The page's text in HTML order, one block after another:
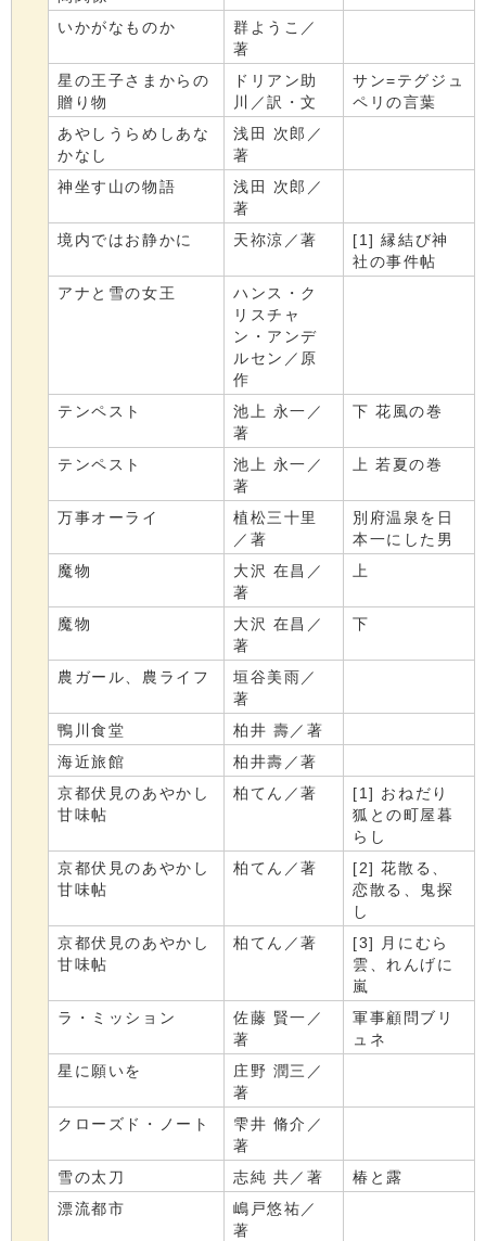
いかがなものか
群ようこ／
著
星の王子さまからの
贈り物
ドリアン助
川／訳・文
サン=テグジュ
ペリの言葉
あやしうらめしあな
かなし
浅田 次郎／
著
神坐す山の物語
浅田 次郎／
著
境内ではお静かに
天祢涼／著
[1] 縁結び神
社の事件帖
アナと雪の女王
ハンス・ク
リスチャ
ン・アンデ
ルセン／原
作
テンペスト
池上 永一／
著
下 花風の巻
テンペスト
池上 永一／
著
上 若夏の巻
万事オーライ
植松三十里
／著
別府温泉を日
本一にした男
魔物
大沢 在昌／
著
上
魔物
大沢 在昌／
著
下
農ガール、農ライフ
垣谷美雨／
著
鴨川食堂
柏井 壽／著
海近旅館
柏井壽／著
京都伏見のあやかし
甘味帖
柏てん／著
[1] おねだり
狐との町屋暮
らし
京都伏見のあやかし
甘味帖
柏てん／著
[2] 花散る、
恋散る、鬼探
し
京都伏見のあやかし
甘味帖
柏てん／著
[3] 月にむら
雲、れんげに
嵐
ラ・ミッション
佐藤 賢一／
著
軍事顧問ブリ
ュネ
星に願いを
庄野 潤三／
著
クローズド・ノート
雫井 脩介／
著
雪の太刀
志純 共／著
椿と露
漂流都市
嶋戸悠祐／
著